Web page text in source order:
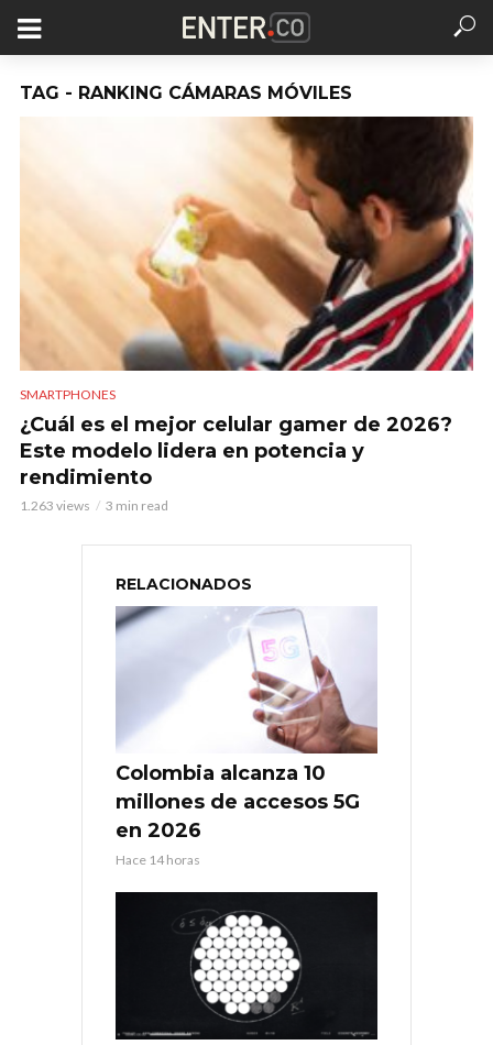
TAG - RANKING CÁMARAS MÓVILES
SMARTPHONES
¿Cuál es el mejor celular gamer de 2026?
Este modelo lidera en potencia y
rendimiento
1.263 views 3 min read
RELACIONADOS
Colombia alcanza 10
millones de accesos 5G
en 2026
Hace 14 horas